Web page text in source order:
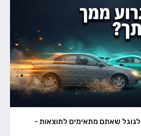
לגוגל שאתם מתאימים לתוצאות -